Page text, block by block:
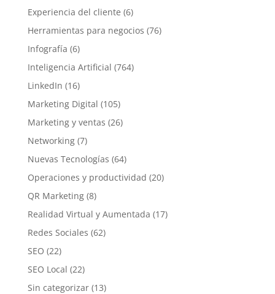
Experiencia del cliente (6)
Herramientas para negocios (76)
Infografía (6)
Inteligencia Artificial (764)
LinkedIn (16)
Marketing Digital (105)
Marketing y ventas (26)
Networking(7)
Nuevas Tecnologías (64)
Operaciones y productividad (20)
QR Marketing(8)
Realidad Virtual y Aumentada (17)
Redes Sociales (62)
SEO (22)
SEO Local (22)
Sin categorizar(13)